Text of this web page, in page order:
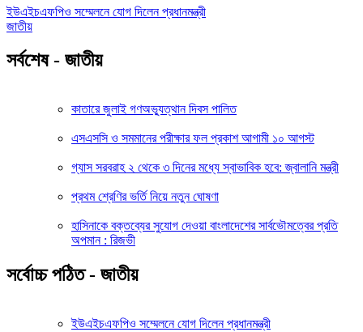
ইউএইচএফপিও সম্মেলনে যোগ দিলেন প্রধানমন্ত্রী
জাতীয়
সর্বশেষ - জাতীয়
কাতারে জুলাই গণঅভ্যুত্থান দিবস পালিত
এসএসসি ও সমমানের পরীক্ষার ফল প্রকাশ আগামী ১০ আগস্ট
গ্যাস সরবরাহ ২ থেকে ৩ দিনের মধ্যে স্বাভাবিক হবে: জ্বালানি মন্ত্রী
প্রথম শ্রেণির ভর্তি নিয়ে নতুন ঘোষণা
হাসিনাকে বক্তব্যের সুযোগ দেওয়া বাংলাদেশের সার্বভৌমত্বের প্রতি
অপমান : রিজভী
সর্বোচ্চ পঠিত - জাতীয়
ইউএইচএফপিও সম্মেলনে যোগ দিলেন প্রধানমন্ত্রী